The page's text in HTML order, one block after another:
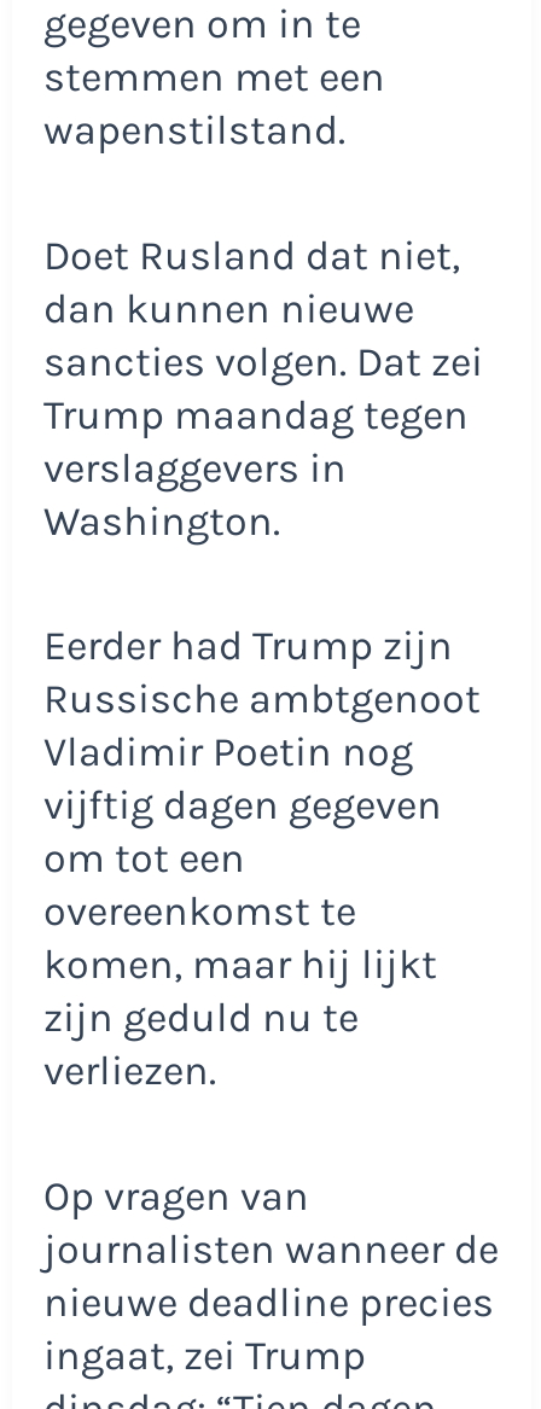
gegeven om in te
stemmen met een
wapenstilstand.
Doet Rusland dat niet,
dan kunnen nieuwe
sancties volgen. Dat zei
Trump maandag tegen
verslaggevers in
Washington.
Eerder had Trump zijn
Russische ambtgenoot
Vladimir Poetin nog
vijftig dagen gegeven
om tot een
overeenkomst te
komen, maar hij lijkt
zijn geduld nu te
verliezen.
Op vragen van
journalisten wanneer de
nieuwe deadline precies
ingaat, zei Trump